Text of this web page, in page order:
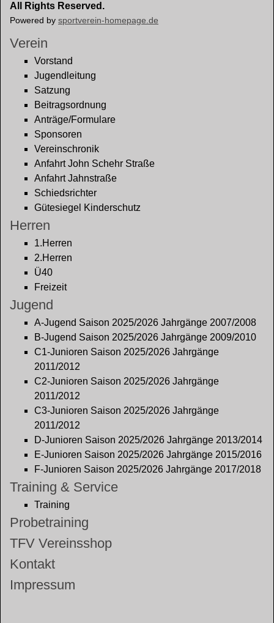
All Rights Reserved.
Powered by sportverein-homepage.de
Verein
Vorstand
Jugendleitung
Satzung
Beitragsordnung
Anträge/Formulare
Sponsoren
Vereinschronik
Anfahrt John Schehr Straße
Anfahrt Jahnstraße
Schiedsrichter
Gütesiegel Kinderschutz
Herren
1.Herren
2.Herren
Ü40
Freizeit
Jugend
A-Jugend Saison 2025/2026 Jahrgänge 2007/2008
B-Jugend Saison 2025/2026 Jahrgänge 2009/2010
C1-Junioren Saison 2025/2026 Jahrgänge
2011/2012
C2-Junioren Saison 2025/2026 Jahrgänge
2011/2012
C3-Junioren Saison 2025/2026 Jahrgänge
2011/2012
D-Junioren Saison 2025/2026 Jahrgänge 2013/2014
E-Junioren Saison 2025/2026 Jahrgänge 2015/2016
F-Junioren Saison 2025/2026 Jahrgänge 2017/2018
Training & Service
Training
Probetraining
TFV Vereinsshop
Kontakt
Impressum